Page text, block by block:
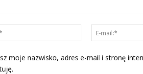
Nazwa:*
moje nazwisko, adres e-mail i stronę